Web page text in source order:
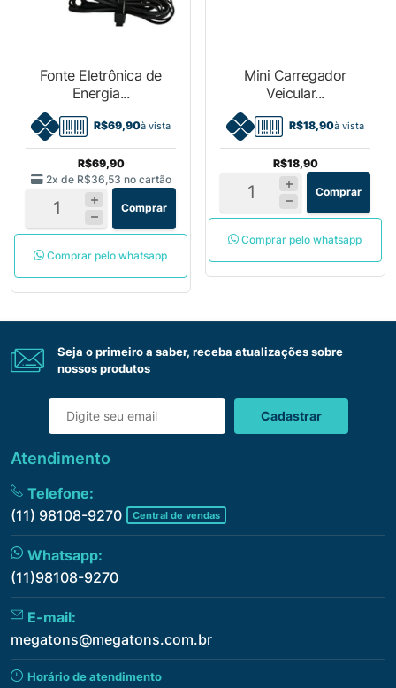
Fonte Eletrônica de
Energia...
R$69,90à vista
R$69,90
2x de R$36,53 no cartão
Comprar
Comprar pelo whatsapp
Mini Carregador
Veicular...
R$18,90à vista
R$18,90
Comprar
Comprar pelo whatsapp
Seja o primeiro a saber, receba atualizações sobre
nossos produtos
Cadastrar
Atendimento
Telefone:
(11) 98108-9270
Central de vendas
Whatsapp:
(11)98108-9270
E-mail:
megatons@megatons.com.br
Horário de atendimento